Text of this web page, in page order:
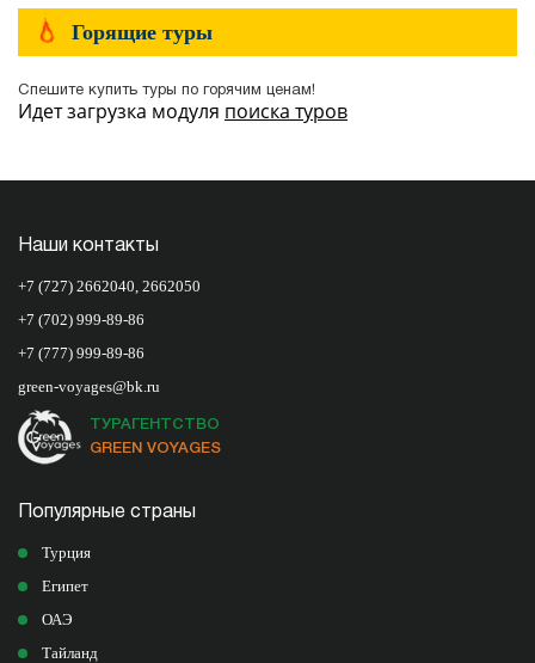
Горящие туры
Спешите купить туры по горячим ценам!
Идет загрузка модуля поиска туров
Наши контакты
+7 (727) 2662040, 2662050
+7 (702) 999-89-86
+7 (777) 999-89-86
green-voyages@bk.ru
ТУРАГЕНТСТВО
GREEN VOYAGES
Популярные страны
Турция
Египет
ОАЭ
Тайланд